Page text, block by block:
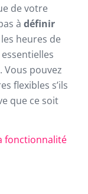
de votre
à définir
heures de
pouvez
flexibles s’ils
que ce soit
fonctionnalité